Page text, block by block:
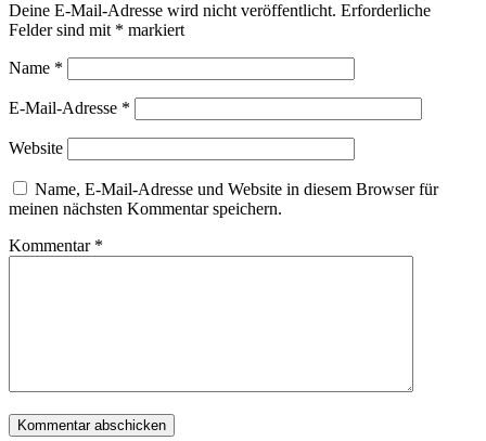
Deine E-Mail-Adresse wird nicht veröffentlicht. Erforderliche
Felder sind mit * markiert
Name *
E-Mail-Adresse *
Website
Name, E-Mail-Adresse und Website in diesem Browser für
meinen nächsten Kommentar speichern.
Kommentar *